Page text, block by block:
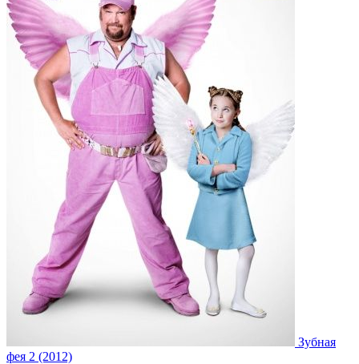
Зубная
фея 2 (2012)